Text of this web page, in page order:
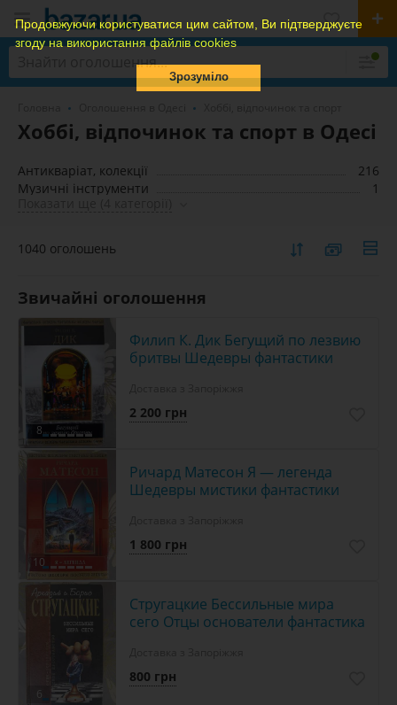
Продовжуючи користуватися цим сайтом, Ви підтверджуєте
згоду на використання файлів cookies
Зрозуміло
Хоббі, відпочинок та спорт в Одесі
Антикваріат, колекції
216
Музичні інструменти
1
1040 оголошень
Звичайні оголошення
8
Филип К. Дик Бегущий по лезвию
бритвы Шедевры фантастики
2 200 грн
10
Ричард Матесон Я — легенда
Шедевры мистики фантастики
1 800 грн
6
Стругацкие Бессильные мира
сего Отцы основатели фантастика
800 грн